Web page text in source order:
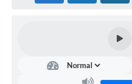
Emissão de Contracheque